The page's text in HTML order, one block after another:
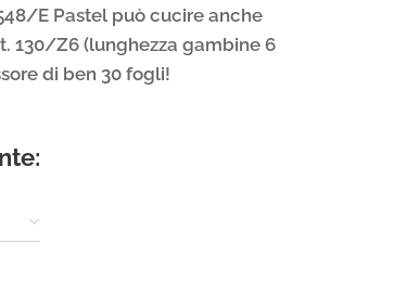
E Pastel può cucire anche
130/Z6 (lunghezza gambine 6
di ben 30 fogli!